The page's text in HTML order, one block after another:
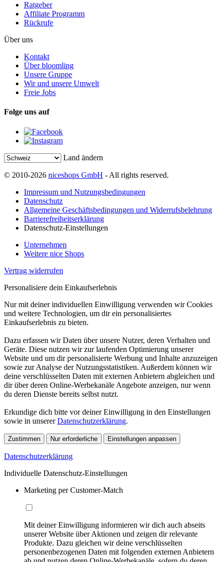
Ratgeber
Affiliate Programm
Rückrufe
Über uns
Kontakt
Über bloomling
Unsere Gruppe
Wir und unsere Umwelt
Freie Jobs
Folge uns auf
Land ändern
© 2010-2026 niceshops GmbH - All rights reserved.
Impressum und Nutzungsbedingungen
Datenschutz
Allgemeine Geschäftsbedingungen und Widerrufsbelehrung
Barrierefreiheitserklärung
Datenschutz-Einstellungen
Unternehmen
Weitere nice Shops
Vertrag widerrufen
Personalisiere dein Einkaufserlebnis
Nur mit deiner individuellen Einwilligung verwenden wir Cookies
und weitere Technologien, um dir ein personalisiertes
Einkaufserlebnis zu bieten.
Dazu erfassen wir Daten über unsere Nutzer, deren Verhalten und
Geräte. Diese nutzen wir zur laufenden Optimierung unserer
Website und um dir personalisierte Werbung und Inhalte anzuzeigen
sowie zur Analyse der Nutzungsstatistiken. Außerdem können wir
deine verschlüsselten Daten mit externen Anbietern abgleichen und
dir über deren Online-Werbekanäle Angebote anzeigen, nur wenn
du deren Dienste bereits selbst nutzt.
Erkundige dich bitte vor deiner Einwilligung in den Einstellungen
sowie in unsererDatenschutzerklärung.
Zustimmen Nur erforderliche Einstellungen anpassen
Datenschutzerklärung
Individuelle Datenschutz-Einstellungen
Marketing per Customer-Match
Mit deiner Einwilligung informieren wir dich auch abseits
unserer Website über Aktionen und zeigen dir relevante
Produkte. Dazu gleichen wir deine verschlüsselten
personenbezogenen Daten mit folgenden externen Anbietern